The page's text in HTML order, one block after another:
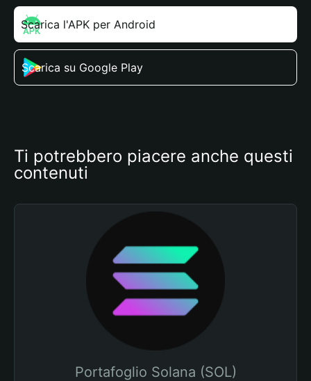
Scarica l'APK per Android
Scarica su Google Play
Ti potrebbero piacere anche questi
contenuti
Portafoglio Solana (SOL)